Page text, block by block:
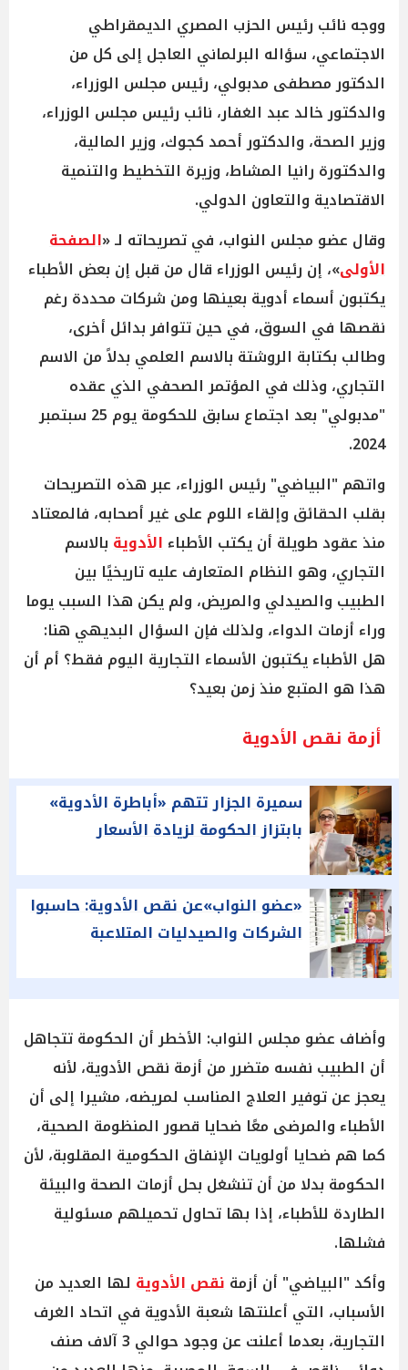
ووجه نائب رئيس الحزب المصري الديمقراطي
الاجتماعي، سؤاله البرلماني العاجل إلى كل من
الدكتور مصطفى مدبولي، رئيس مجلس الوزراء،
والدكتور خالد عبد الغفار، نائب رئيس مجلس الوزراء،
وزير الصحة، والدكتور أحمد كجوك، وزير المالية،
والدكتورة رانيا المشاط، وزيرة التخطيط والتنمية
الاقتصادية والتعاون الدولي.
وقال عضو مجلس النواب، في تصريحاته لـ «الصفحة
الأولى»، إن رئيس الوزراء قال من قبل إن بعض الأطباء
يكتبون أسماء أدوية بعينها ومن شركات محددة رغم
نقصها في السوق، في حين تتوافر بدائل أخرى،
وطالب بكتابة الروشتة بالاسم العلمي بدلاً من الاسم
التجاري، وذلك في المؤتمر الصحفي الذي عقده
"مدبولي" بعد اجتماع سابق للحكومة يوم 25 سبتمبر
2024.
واتهم "البياضي" رئيس الوزراء، عبر هذه التصريحات
بقلب الحقائق وإلقاء اللوم على غير أصحابه، فالمعتاد
منذ عقود طويلة أن يكتب الأطباء الأدوية بالاسم
التجاري، وهو النظام المتعارف عليه تاريخيًا بين
الطبيب والصيدلي والمريض، ولم يكن هذا السبب يوما
وراء أزمات الدواء، ولذلك فإن السؤال البديهي هنا:
هل الأطباء يكتبون الأسماء التجارية اليوم فقط؟ أم أن
هذا هو المتبع منذ زمن بعيد؟
أزمة نقص الأدوية
سميرة الجزار تتهم «أباطرة الأدوية»
بابتزاز الحكومة لزيادة الأسعار
«عضو النواب»عن نقص الأدوية: حاسبوا
الشركات والصيدليات المتلاعبة
وأضاف عضو مجلس النواب: الأخطر أن الحكومة تتجاهل
أن الطبيب نفسه متضرر من أزمة نقص الأدوية، لأنه
يعجز عن توفير العلاج المناسب لمريضه، مشيرا إلى أن
الأطباء والمرضى معًا ضحايا قصور المنظومة الصحية،
كما هم ضحايا أولويات الإنفاق الحكومية المقلوبة، لأن
الحكومة بدلا من أن تنشغل بحل أزمات الصحة والبيئة
الطاردة للأطباء، إذا بها تحاول تحميلهم مسئولية
فشلها.
وأكد "البياضي" أن أزمة نقص الأدوية لها العديد من
الأسباب، التي أعلنتها شعبة الأدوية في اتحاد الغرف
التجارية، بعدما أعلنت عن وجود حوالي 3 آلاف صنف